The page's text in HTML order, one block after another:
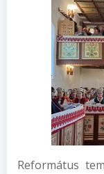
Református